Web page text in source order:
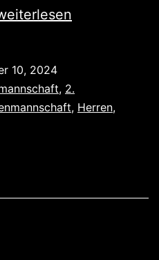
10, 2024
, 2.
, Herren,